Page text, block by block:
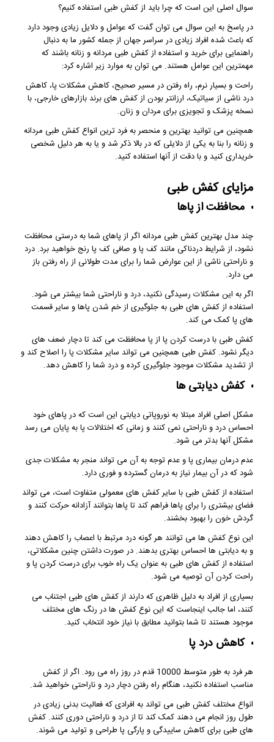
سوال اصلی این است که چرا باید از کفش طبی استفاده کنیم؟
در پاسخ به این سوال می توان گفت که عوامل و دلایل زیادی وجود دارد
که باعث شده افراد زیادی در سراسر جهان از جمله کشور ما به دنبال
راهنمایی برای خرید و استفاده از کفش طبی مردانه و زنانه باشند که
مهمترین این عوامل هستند. می توان به موارد زیر اشاره کرد:
راحت و بسیار نرم، راه رفتن در مسیر صحیح، کاهش مشکلات پا، کاهش
درد ناشی از سیاتیک، ارزانتر بودن از کفش های برند بازارهای خارجی، با
نسخه پزشک و تجویزی برای مردان و زنان.
همچنین می توانید بهترین و منحصر به فرد ترین انواع کفش طبی مردانه
و زنانه را بنا به یکی از دلایلی که در بالا ذکر شد و یا به هر دلیل شخصی
خریداری کنید و با دقت از آنها استفاده کنید.
مزایای کفش طبی
محافظت از پاها
چند مدل بهترین کفش طبی مردانه اگر از پاهای شما به درستی محافظت
نشود، از شرایط دردناکی مانند کف پا و صافی کف پا رنج خواهید برد. درد
و ناراحتی ناشی از این عوارض شما را برای مدت طولانی از راه رفتن باز
می دارد.
اگر به این مشکلات رسیدگی نکنید، درد و ناراحتی شما بیشتر می شود.
استفاده از کفش های طبی به جلوگیری از خم شدن پاها و سایر قسمت
های پا کمک می کند.
کفش طبی با درست کردن پا از پا محافظت می کند تا دچار ضعف های
دیگر نشود. کفش طبی همچنین می تواند سایر مشکلات پا را اصلاح کند و
از تشدید مشکلات موجود جلوگیری کرده و درد شما را کاهش دهد.
کفش دیابتی ها
مشکل اصلی افراد مبتلا به نوروپاتی دیابتی این است که در پاهای خود
احساس درد و ناراحتی نمی کنند و زمانی که اختلالات پا به پایان می رسد
مشکل آنها بدتر می شود.
عدم درمان بیماری پا و عدم توجه به آن می تواند منجر به مشکلات جدی
شود که در آن بیمار نیاز به درمان گسترده و فوری دارد.
استفاده از کفش طبی با سایر کفش های معمولی متفاوت است، می تواند
فضای بیشتری را برای پاها فراهم کند تا پاها بتوانند آزادانه حرکت کنند و
گردش خون را بهبود بخشند.
این نوع کفش ها می توانند هر گونه درد مرتبط با اعصاب را کاهش دهند
و به دیابتی ها احساس بهتری بدهند. در صورت داشتن چنین مشکلاتی،
استفاده از کفش های طبی به عنوان یک راه خوب برای درست کردن پا و
راحت کردن آن توصیه می شود.
بسیاری از افراد به دلیل ظاهری که دارند از کفش های طبی اجتناب می
کنند، اما جالب اینجاست که این نوع کفش ها در رنگ های مختلف
موجود هستند تا شما بتوانید مطابق با نیاز خود انتخاب کنید.
کاهش درد پا
هر فرد به طور متوسط 10000 قدم در روز راه می رود. اگر از کفش
مناسب استفاده نکنید، هنگام راه رفتن دچار درد و ناراحتی خواهید شد.
انواع مختلف کفش طبی می تواند به افرادی که فعالیت بدنی زیادی در
طول روز انجام می دهند کمک کند تا از درد و ناراحتی دوری کنند. کفش
های طبی برای کاهش ساییدگی و پارگی پا طراحی و تولید می شوند.